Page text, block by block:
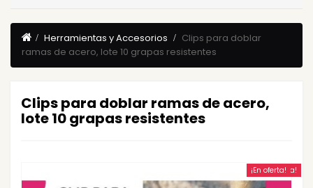
Herramientas y Accesorios
Clips para doblar
ramas de acero, lote 10 grapas resistentes
Clips para doblar ramas de acero,
lote 10 grapas resistentes
¡En oferta!
¡En oferta!